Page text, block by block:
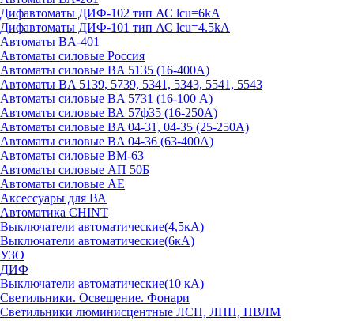
Дифавтоматы ДИФ-102 тип АС lcu=6kA
Дифавтоматы ДИФ-101 тип АС lcu=4.5kA
Автоматы BA-401
Автоматы силовые Россия
Автоматы силовые BA 5135 (16-400А)
Автоматы BA 5139, 5739, 5341, 5343, 5541, 5543
Автоматы силовые BA 5731 (16-100 А)
Автоматы силовые ВА 57ф35 (16-250А)
Автоматы силовые BA 04-31, 04-35 (25-250А)
Автоматы силовые BA 04-36 (63-400А)
Автоматы силовые ВМ-63
Автоматы силовые АП 50Б
Автоматы силовые АЕ
Аксессуары для ВА
Автоматика CHINT
Выключатели автоматические(4,5кА)
Выключатели автоматические(6кА)
УЗО
ДИФ
Выключатели автоматические(10 кА)
Светильники. Освещение. Фонари
Светильники люминисцентные ЛСП, ЛПП, ПВЛМ